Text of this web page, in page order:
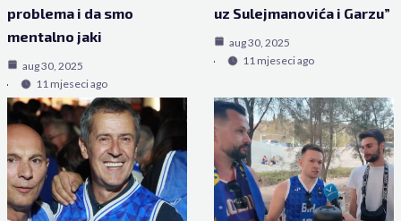
problema i da smo
mentalno jaki
aug 30, 2025
11 mjeseci ago
uz Sulejmanovića i Garzu”
aug 30, 2025
11 mjeseci ago